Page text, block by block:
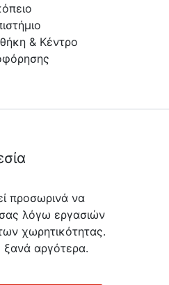
& Κέντρο
προσωρινά να
λόγω εργασιών
χωρητικότητας.
αργότερα.